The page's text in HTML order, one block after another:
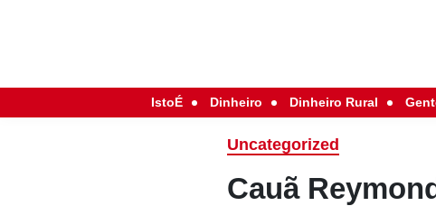
IstoÉ Dinheiro Dinheiro Rural
Uncategorized
Cauã